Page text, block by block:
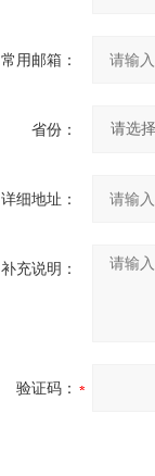
常用邮箱：
省份：
详细地址：
补充说明：
验证码：